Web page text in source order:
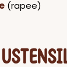
(rapee)